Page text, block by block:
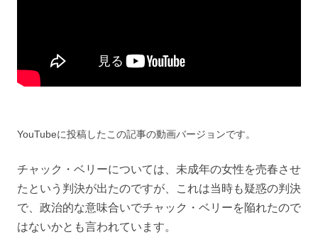
YouTubeに投稿したこの記事の動画バージョンです。
チャック・ベリーについては、未成年の女性を売春させ
たという判決が出たのですが、これは当時も疑惑の判決
で、政治的な意味合いでチャック・ベリーを陥れたので
はないかとも言われています。